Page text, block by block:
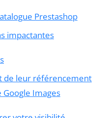
Prestashop
impactantes
de leur référencement
Images